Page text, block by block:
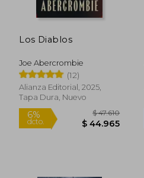
Los Diablos
Joe Abercrombie
(12)
Alianza Editorial, 2025,
Tapa Dura, Nuevo